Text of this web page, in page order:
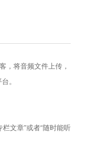
，将音频文件上传，
。
文章”或者“随时能听